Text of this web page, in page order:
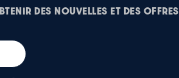
DES NOUVELLES ET DES OFFRES